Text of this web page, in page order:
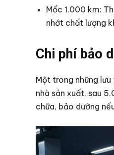
Mốc 1.000 km:
nhớt chất lượng
Chi phí bảo
Một trong những
nhà sản xuất, sau
chữa, bảo dưỡng